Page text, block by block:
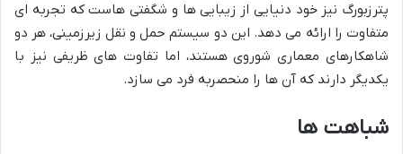
پترزبورگ نیز خود دنیایی از زیبایی ها و شگفتی هاست که تجربه ای
متفاوت را ارائه می دهد. این دو سیستم حمل و نقل زیرزمینی، هر دو
شاهکارهای معماری شوروی هستند، اما تفاوت های ظریفی نیز با
یکدیگر دارند که آن ها را منحصربه فرد می سازد.
شباهت ها